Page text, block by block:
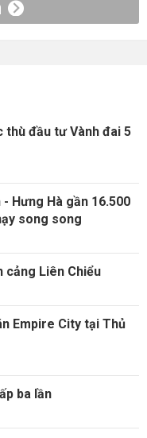
thù đầu tư Vành đai 5
Hưng Hà gần 16.500
song song
cảng Liên Chiểu
Empire City tại Thủ
ba lần